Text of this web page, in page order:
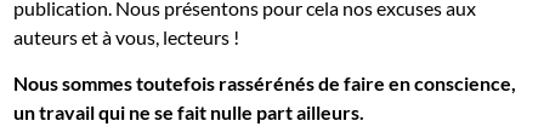
publication. Nous présentons pour cela nos excuses aux
auteurs et à vous, lecteurs !
Nous sommes toutefois rassérénés de faire en conscience,
un travail qui ne se fait nulle part ailleurs.